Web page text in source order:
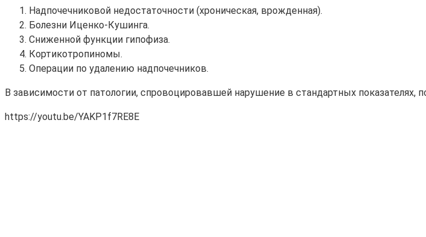
Надпочечниковой недостаточности (хроническая, врожденная).
Болезни Иценко-Кушинга.
Сниженной функции гипофиза.
Кортикотропиномы.
Операции по удалению надпочечников.
В зависимости от патологии, спровоцировавшей нарушение в стандартных показателях,
https://youtu.be/YAKP1f7RE8E